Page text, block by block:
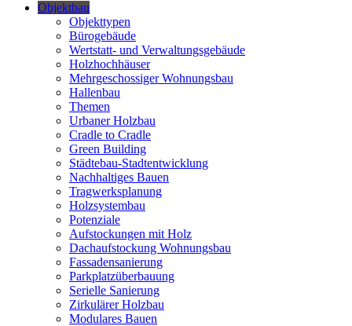
Objektbau
Objekttypen
Bürogebäude
Wertstatt- und Verwaltungsgebäude
Holzhochhäuser
Mehrgeschossiger Wohnungsbau
Hallenbau
Themen
Urbaner Holzbau
Cradle to Cradle
Green Building
Städtebau-Stadtentwicklung
Nachhaltiges Bauen
Tragwerksplanung
Holzsystembau
Potenziale
Aufstockungen mit Holz
Dachaufstockung Wohnungsbau
Fassadensanierung
Parkplatzüberbauung
Serielle Sanierung
Zirkulärer Holzbau
Modulares Bauen